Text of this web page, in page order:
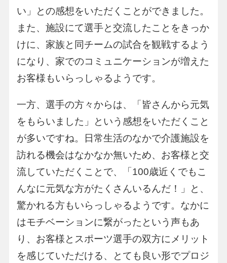
い」との感想をいただくことができました。
また、施設にて選手と交流したことをきっか
けに、家族と同チームの試合を観戦するよう
になり、家でのコミュニケーションが増えた
お客様もいらっしゃるようです。
一方、選手の方々からは、「皆さんから元気
をもらいました」という感想をいただくこと
が多いですね。日常生活のなかで介護施設を
訪れる機会はなかなか無いため、お客様と交
流していただくことで、「100歳近くでもこ
んなに元気な方がたくさんいるんだ！」と、
驚かれる方もいらっしゃるようです。なかに
はモチベーションに繋がったという声もあ
り、お客様とスポーツ選手の双方にメリット
を感じていただける、とても良い形でプロジ